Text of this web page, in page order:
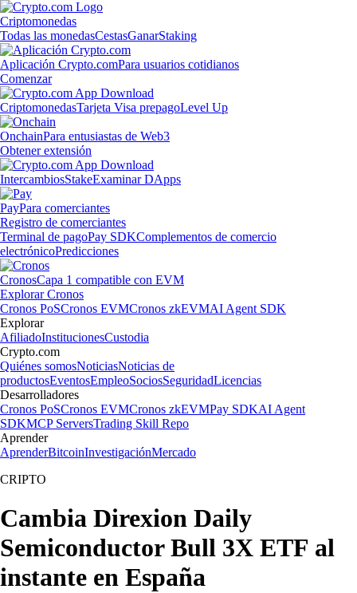
Criptomonedas
Todas las monedasCestasGanarStaking
Aplicación Crypto.comPara usuarios cotidianos
Comenzar
CriptomonedasTarjeta Visa prepagoLevel Up
OnchainPara entusiastas de Web3
Obtener extensión
IntercambiosStakeExaminar DApps
PayPara comerciantes
Registro de comerciantes
Terminal de pagoPay SDKComplementos de comercio
electrónicoPredicciones
CronosCapa 1 compatible con EVM
Explorar Cronos
Cronos PoSCronos EVMCronos zkEVMAI Agent SDK
Explorar
AfiliadoInstitucionesCustodia
Crypto.com
Quiénes somosNoticiasNoticias de
productosEventosEmpleoSociosSeguridadLicencias
Desarrolladores
Cronos PoSCronos EVMCronos zkEVMPay SDKAI Agent
SDKMCP ServersTrading Skill Repo
Aprender
AprenderBitcoinInvestigaciónMercado
CRIPTO
Cambia Direxion Daily
Semiconductor Bull 3X ETF al
instante en España